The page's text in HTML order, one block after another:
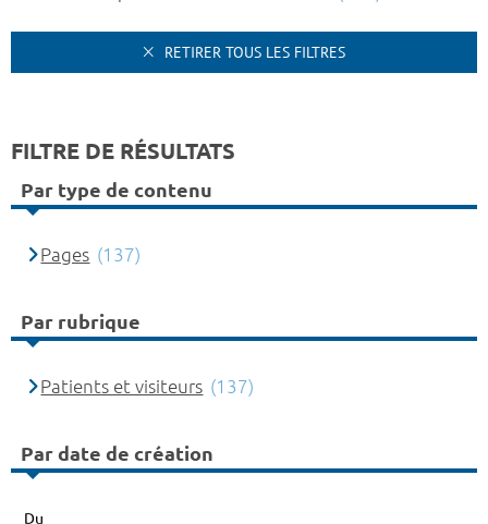
RETIRER TOUS LES FILTRES
FILTRE DE RÉSULTATS
Par type de contenu
Pages (137)
Par rubrique
Patients et visiteurs (137)
Par date de création
Du